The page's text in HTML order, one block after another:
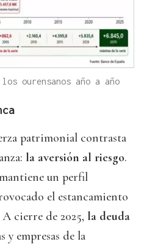
ourensanos año a año
patrimonial contrasta
la aversión al riesgo.
un perfil
el estancamiento
cierre de 2025, la deuda
y empresas de la